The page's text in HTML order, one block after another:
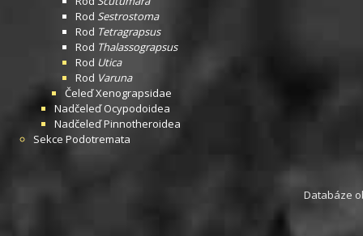
Rod Sestrostoma
Rod Tetragrapsus
Rod Thalassograpsus
Rod Utica
Rod Varuna
ČeleďXenograpsidae
NadčeleďOcypodoidea
NadčeleďPinnotheroidea
Sekce Podotremata
Databáze